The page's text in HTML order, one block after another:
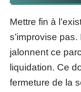
Mettre fin à
s’improvise
jalonnent ce
liquidation. Ce
fermeture de la